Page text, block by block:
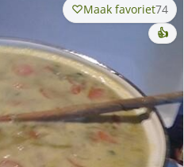
Maak favoriet74
👍